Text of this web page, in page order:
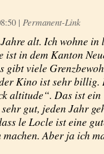
| Permanent-Link
alt. Ich wohne in
ist in dem Kanton
gibt viele
Kino ist sehr billig.
altitude“. Das ist ein
gut, jeden Jahr
le Locle ist eine
Aber ja ich